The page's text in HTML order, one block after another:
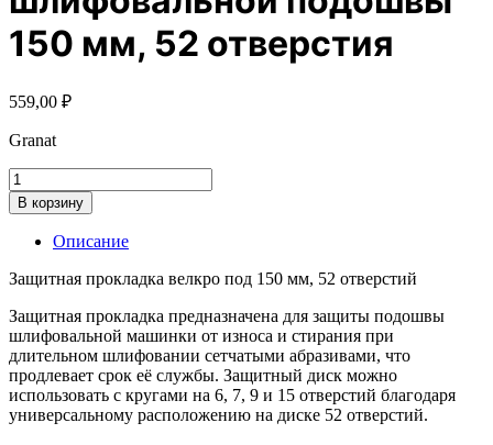
150 мм, 52 отверстия
559,00 ₽
Granat
Количество
товара
Защитная
прокладка
шлифовальной
150
мм,
52
отверстия
В корзину
Описание
Защитная прокладка велкро под 150 мм, 52 отверстий
Защитная прокладка предназначена для защиты подошвы
шлифовальной машинки от износа и стирания при
длительном шлифовании сетчатыми абразивами, что
продлевает срок её службы. Защитный диск можно
использовать с кругами на 6, 7, 9 и 15 отверстий благодаря
универсальному расположению на диске 52 отверстий.